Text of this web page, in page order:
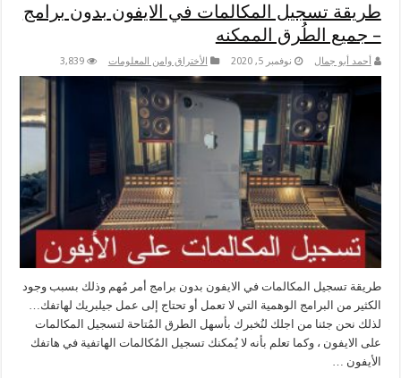
طريقة تسجيل المكالمات في الايفون بدون برامج
– جميع الطُرق الممكنه
أحمد أبو جمال نوفمبر 5, 2020 الأختراق وامن المعلومات 3,839
طريقة تسجيل المكالمات في الايفون بدون برامج أمر مُهم وذلك بسبب وجود
الكثير من البرامج الوهمية التي لا تعمل أو تحتاج إلى عمل جيلبريك لهاتفك…
لذلك نحن جئنا من اجلك لنُخبرك بأسهل الطرق المُتاحة لتسجيل المكالمات
على الايفون ، وكما تعلم بأنه لا يُمكنك تسجيل المُكالمات الهاتفية في هاتفك
الأيفون …